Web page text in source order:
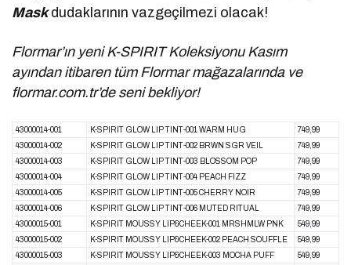
Maskdudaklarının vazgeçilmezi olacak!
Flormar’ın yeni K-SPIRIT Koleksiyonu Kasım
ayından itibaren tüm Flormar mağazalarında ve
flormar.com.tr’de seni bekliyor!
43000014-001 K-SPIRIT GLOW LIP TINT-001 WARM HUG
749,99
43000014-002
K-SPIRIT GLOW LIP TINT-002 BRWN SGR VEIL
749,99
43000014-003
K-SPIRIT GLOW LIP TINT-003 BLOSSOM POP
749,99
43000014-004
K-SPIRIT GLOW LIP TINT-004 PEACH FIZZ
749,99
43000014-005
K-SPIRIT GLOW LIP TINT-005 CHERRY NOIR
749,99
43000014-006
K-SPIRIT GLOW LIP TINT-006 MUTED RITUAL
749,99
43000015-001
K-SPIRIT MOUSSY LIP&CHEEK-001 MRSHMLW PNK
549,99
43000015-002
K-SPIRIT MOUSSY LIP&CHEEK-002 PEACH SOUFFLE
549,99
43000015-003
K-SPIRIT MOUSSY LIP&CHEEK-003 MOCHA PUFF
549,99